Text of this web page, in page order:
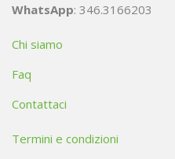
WhatsApp: 346.3166203
Chi siamo
Faq
Contattaci
Termini e condizioni